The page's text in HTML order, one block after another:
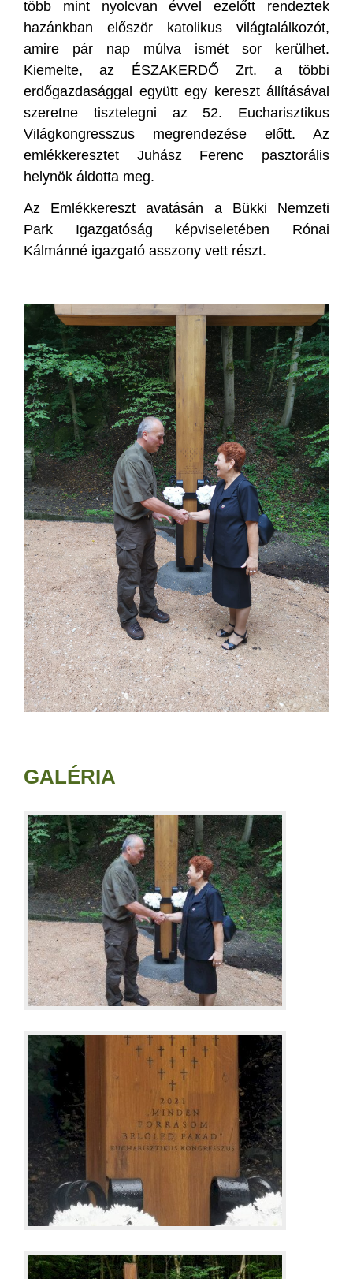
több mint nyolcvan évvel ezelőtt rendeztek
hazánkban először katolikus világtalálkozót,
amire pár nap múlva ismét sor kerülhet.
Kiemelte, az ÉSZAKERDŐ Zrt. a többi
erdőgazdasággal együtt egy kereszt állításával
szeretne tisztelegni az 52. Eucharisztikus
Világkongresszus megrendezése előtt. Az
emlékkeresztet Juhász Ferenc pasztorális
helynök áldotta meg.
Az Emlékkereszt avatásán a Bükki Nemzeti
Park Igazgatóság képviseletében Rónai
Kálmánné igazgató asszony vett részt.
GALÉRIA